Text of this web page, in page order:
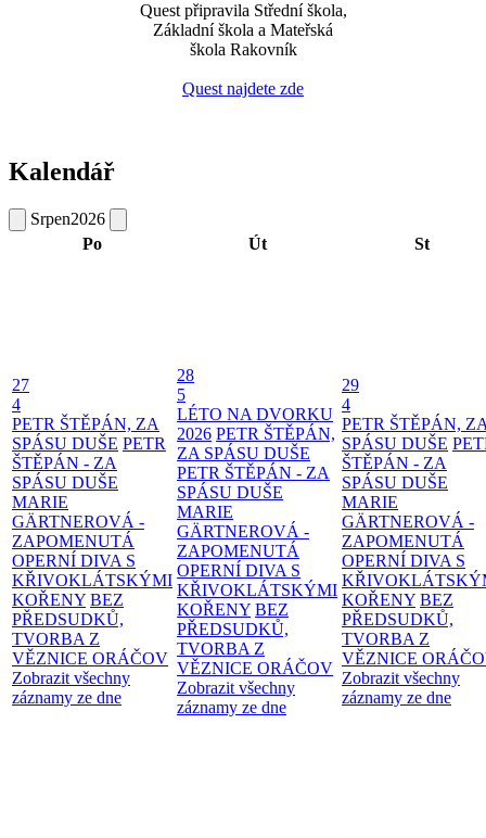
Quest připravila Střední škola,
Základní škola a Mateřská
škola Rakovník
Quest najdete zde
Kalendář
Srpen2026
Po
Út St
27
4
PETR ŠTĚPÁN, ZA
SPÁSU DUŠE PETR
ŠTĚPÁN - ZA
SPÁSU DUŠE
MARIE
GÄRTNEROVÁ -
ZAPOMENUTÁ
OPERNÍ DIVA S
KŘIVOKLÁTSKÝMI
KOŘENY BEZ
PŘEDSUDKŮ,
TVORBA Z
VĚZNICE ORÁČOV
Zobrazit všechny
záznamy ze dne
28
5
LÉTO NA DVORKU
2026 PETR ŠTĚPÁN,
ZA SPÁSU DUŠE
PETR ŠTĚPÁN - ZA
SPÁSU DUŠE
MARIE
GÄRTNEROVÁ -
ZAPOMENUTÁ
OPERNÍ DIVA S
KŘIVOKLÁTSKÝMI
KOŘENY BEZ
PŘEDSUDKŮ,
TVORBA Z
VĚZNICE ORÁČOV
Zobrazit všechny
záznamy ze dne
29
4
PETR ŠTĚPÁN,
SPÁSU DUŠE
ŠTĚPÁN - ZA
SPÁSU DUŠE
MARIE
GÄRTNEROVÁ -
ZAPOMENUTÁ
OPERNÍ DIVA S
KOŘENY BEZ
PŘEDSUDKŮ,
TVORBA Z
VĚZNICE
Zobrazit všechny
záznamy ze dne